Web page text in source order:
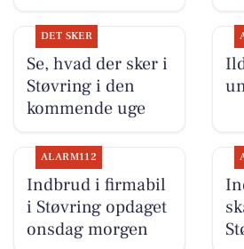
DET SKER
Se, hvad der sker i
Støvring i den
kommende uge
ALARM112
Indbrud i firmabil
i Støvring opdaget
onsdag morgen